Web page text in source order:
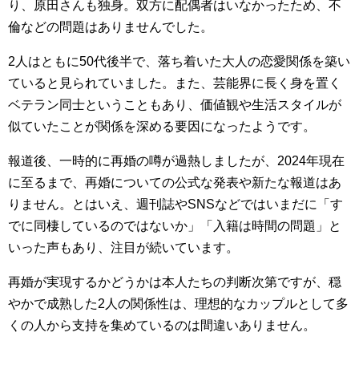
り、原田さんも独身。双方に配偶者はいなかったため、不
倫などの問題はありませんでした。
2人はともに50代後半で、落ち着いた大人の恋愛関係を築い
ていると見られていました。また、芸能界に長く身を置く
ベテラン同士ということもあり、価値観や生活スタイルが
似ていたことが関係を深める要因になったようです。
報道後、一時的に再婚の噂が過熱しましたが、2024年現在
に至るまで、再婚についての公式な発表や新たな報道はあ
りません。とはいえ、週刊誌やSNSなどではいまだに「す
でに同棲しているのではないか」「入籍は時間の問題」と
いった声もあり、注目が続いています。
再婚が実現するかどうかは本人たちの判断次第ですが、穏
やかで成熟した2人の関係性は、理想的なカップルとして多
くの人から支持を集めているのは間違いありません。